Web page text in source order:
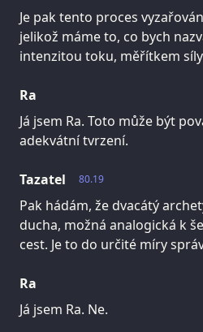
Je pak tento proces
jelikož máme to, co bych
intenzitou toku, měřítkem
Ra
Já jsem Ra. Toto může být
adekvátní tvrzení.
80.19
Tazatel
Pak hádám, že dvacátý
ducha, možná analogická k
cest. Je to do určité míry
Ra
Já jsem Ra. Ne.